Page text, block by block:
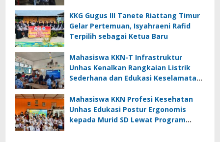
FOTOFOBIA
KKG Gugus III Tanete Riattang Timur
Gelar Pertemuan, Isyahraeni Rafid
Terpilih sebagai Ketua Baru
Mahasiswa KKN-T Infrastruktur
Unhas Kenalkan Rangkaian Listrik
Sederhana dan Edukasi Keselamatan
Langkeang
Mahasiswa KKN Profesi Kesehatan
Unhas Edukasi Postur Ergonomis
kepada Murid SD Lewat Program